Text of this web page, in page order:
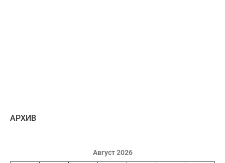
AРХИВ
Август 2026